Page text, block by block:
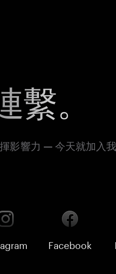
繫。
影響力 — 今天就加入
Facebook